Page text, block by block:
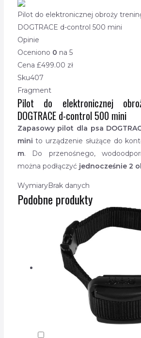
Pilot do elektronicznej obroży
DOGTRACE d-control 500 mini
Opinie
Oceniono 0 na 5
Cena £499.00 zł
Sku407
Fragment
Pilot do elektronicznej
DOGTRACE d-control 500 mini
Zapasowy pilot dla psa
minito urządzenie służące do
m. Do przenośnego,
można podłączyć jednocześnie 2
WymiaryBrak danych
Podobne produkty